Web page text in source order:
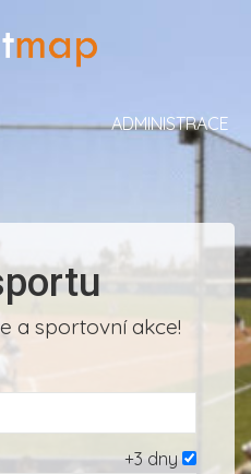
ADMINISTRACE
a sportovní akce!
+3 dny